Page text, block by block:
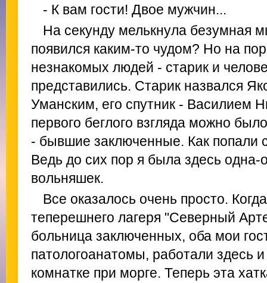
- К вам гости! Двое мужчин...
На секунду мелькнула безумная
появился каким-то чудом? Но на
незнакомых людей - старик и
представились. Старик назвался
Уманским, его спутник - Василием
первого беглого взгляда можно
- бывшие заключенные. Как попали
Ведь до сих пор я была здесь одна-
вольняшек.
Все оказалось очень просто.
теперешнего лагеря "Северный
больница заключенных, оба мои
патологоанатомы, работали здесь
комнатке при морге. Теперь эта